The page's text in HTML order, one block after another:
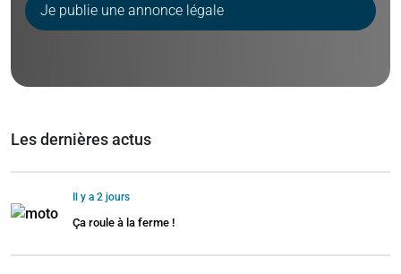
Je publie une annonce légale
Les dernières actus
Il y a 2 jours
Ça roule à la ferme !